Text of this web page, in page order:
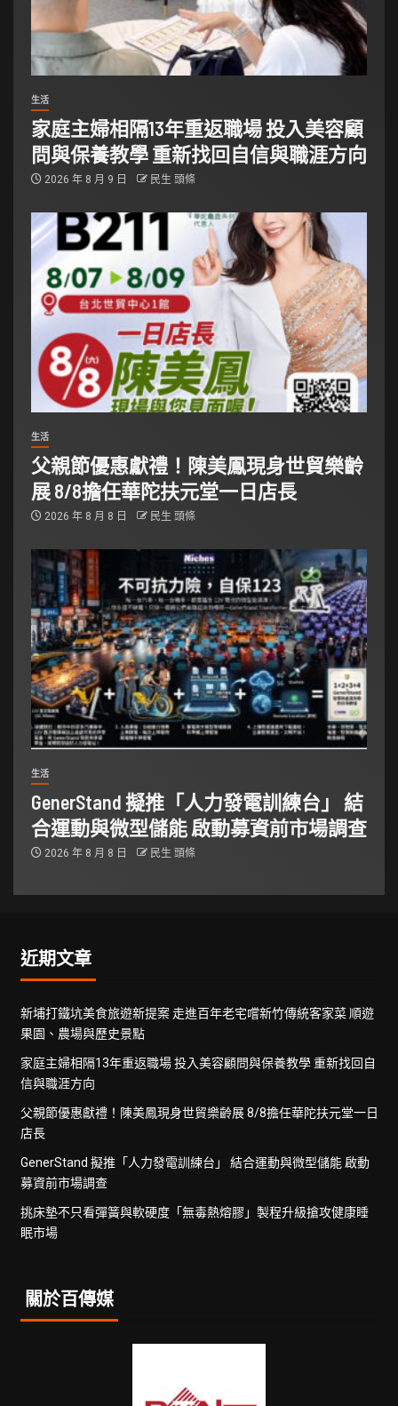
生活
家庭主婦相隔13年重返職場 投入美容顧
問與保養教學 重新找回自信與職涯方向
2026 年 8 月 9 日 民生 頭條
生活
父親節優惠獻禮！陳美鳳現身世貿樂齡
展 8/8擔任華陀扶元堂一日店長
2026 年 8 月 8 日 民生 頭條
生活
GenerStand 擬推「人力發電訓練台」 結
合運動與微型儲能 啟動募資前市場調查
2026 年 8 月 8 日 民生 頭條
近期文章
新埔打鐵坑美食旅遊新提案 走進百年老宅嚐新竹傳統客家菜 順遊
果園、農場與歷史景點
家庭主婦相隔13年重返職場 投入美容顧問與保養教學 重新找回自
信與職涯方向
父親節優惠獻禮！陳美鳳現身世貿樂齡展 8/8擔任華陀扶元堂一日
店長
GenerStand 擬推「人力發電訓練台」 結合運動與微型儲能 啟動
募資前市場調查
挑床墊不只看彈簧與軟硬度「無毒熱熔膠」製程升級搶攻健康睡
眠市場
關於百傳媒